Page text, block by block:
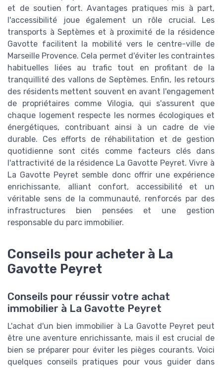
et de soutien fort. Avantages pratiques mis à part,
l'accessibilité joue également un rôle crucial. Les
transports à Septèmes et à proximité de la résidence
Gavotte facilitent la mobilité vers le centre-ville de
Marseille Provence. Cela permet d'éviter les contraintes
habituelles liées au trafic tout en profitant de la
tranquillité des vallons de Septèmes. Enfin, les retours
des résidents mettent souvent en avant l'engagement
de propriétaires comme Vilogia, qui s'assurent que
chaque logement respecte les normes écologiques et
énergétiques, contribuant ainsi à un cadre de vie
durable. Ces efforts de réhabilitation et de gestion
quotidienne sont cités comme facteurs clés dans
l'attractivité de la résidence La Gavotte Peyret. Vivre à
La Gavotte Peyret semble donc offrir une expérience
enrichissante, alliant confort, accessibilité et un
véritable sens de la communauté, renforcés par des
infrastructures bien pensées et une gestion
responsable du parc immobilier.
Conseils pour acheter à La
Gavotte Peyret
Conseils pour réussir votre achat
immobilier à La Gavotte Peyret
L'achat d'un bien immobilier à La Gavotte Peyret peut
être une aventure enrichissante, mais il est crucial de
bien se préparer pour éviter les pièges courants. Voici
quelques conseils pratiques pour vous guider dans